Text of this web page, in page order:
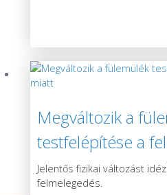
Megváltozik a
testfelépítése a
Jelentős fizikai változást
felmelegedés.